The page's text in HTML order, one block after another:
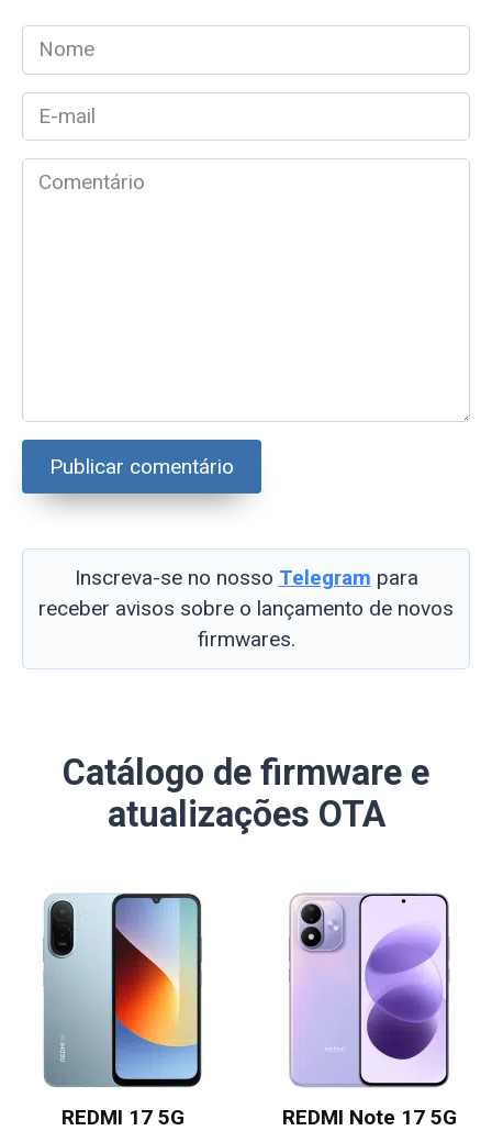
Nome
*
mail
*Comentário
Inscreva-se no nosso Telegram para
receber avisos sobre o lançamento de novos
firmwares.
Catálogo de firmware e
atualizações OTA
REDMI 17 5G REDMI Note 17 5G